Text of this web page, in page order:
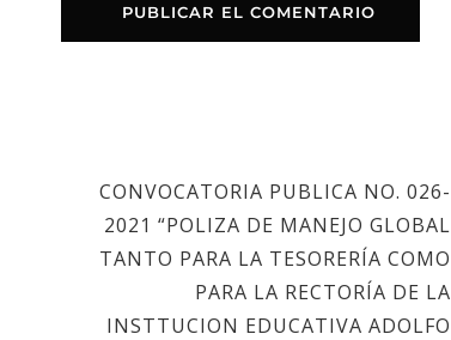
CONVOCATORIA PUBLICA NO. 026-
2021 “POLIZA DE MANEJO GLOBAL
TANTO PARA LA TESORERÍA COMO
PARA LA RECTORÍA DE LA
INSTTUCION EDUCATIVA ADOLFO